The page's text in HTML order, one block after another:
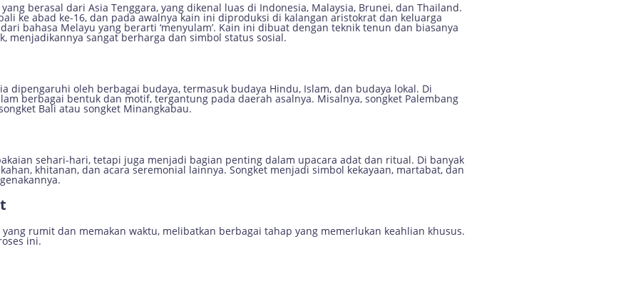
berasal dari Asia Tenggara, yang dikenal luas di Indonesia, Malaysia, Brunei, dan Thailand.
ke abad ke-16, dan pada awalnya kain ini diproduksi di kalangan aristokrat dan keluarga
dari bahasa Melayu yang berarti ‘menyulam’. Kain ini dibuat dengan teknik tenun dan biasanya
menjadikannya sangat berharga dan simbol status sosial.
dipengaruhi oleh berbagai budaya, termasuk budaya Hindu, Islam, dan budaya lokal. Di
berbagai bentuk dan motif, tergantung pada daerah asalnya. Misalnya, songket Palembang
Bali atau songket Minangkabau.
sehari-hari, tetapi juga menjadi bagian penting dalam upacara adat dan ritual. Di banyak
khitanan, dan acara seremonial lainnya. Songket menjadi simbol kekayaan, martabat, dan
rumit dan memakan waktu, melibatkan berbagai tahap yang memerlukan keahlian khusus.
ini.